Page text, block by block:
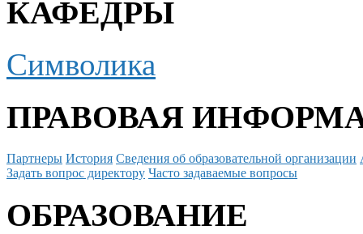
КАФЕДРЫ
Символика
ПРАВОВАЯ
Партнеры История Сведения об образовательной организации
Задать вопрос директору Часто задаваемые вопросы
ОБРАЗОВАНИЕ